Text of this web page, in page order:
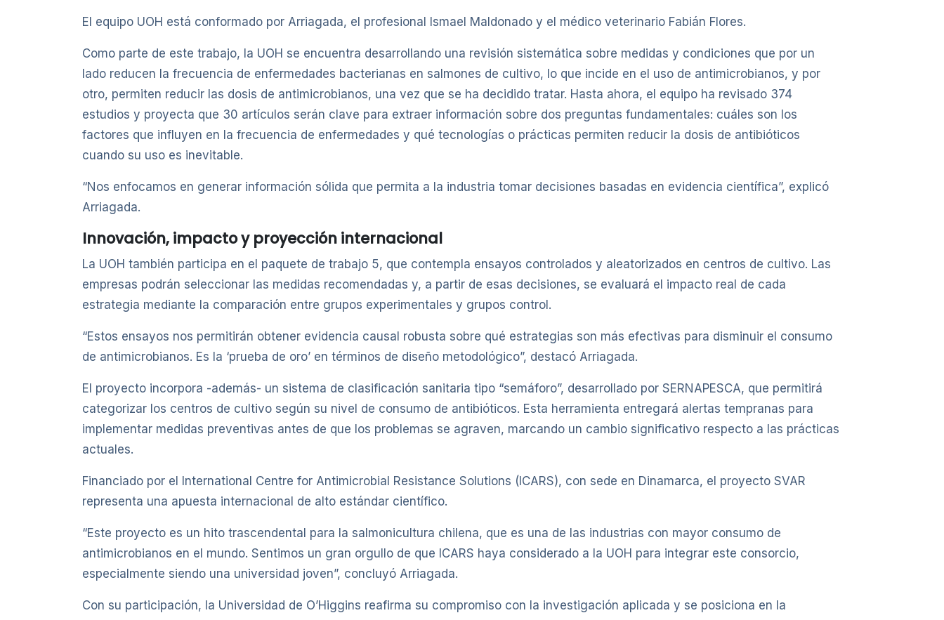
El equipo UOH está conformado por Arriagada, el profesional Ismael Maldonado y el médico veterinario Fabián Flores.
Como parte de este trabajo, la UOH se encuentra desarrollando una revisión sistemática sobre medidas y condiciones que por un
lado reducen la frecuencia de enfermedades bacterianas en salmones de cultivo, lo que incide en el uso de antimicrobianos, y por
otro, permiten reducir las dosis de antimicrobianos, una vez que se ha decidido tratar. Hasta ahora, el equipo ha revisado 374
estudios y proyecta que 30 artículos serán clave para extraer información sobre dos preguntas fundamentales: cuáles son los
factores que influyen en la frecuencia de enfermedades y qué tecnologías o prácticas permiten reducir la dosis de antibióticos
cuando su uso es inevitable.
“Nos enfocamos en generar información sólida que permita a la industria tomar decisiones basadas en evidencia científica”, explicó
Arriagada.
Innovación, impacto y proyección internacional
La UOH también participa en el paquete de trabajo 5, que contempla ensayos controlados y aleatorizados en centros de cultivo. Las
empresas podrán seleccionar las medidas recomendadas y, a partir de esas decisiones, se evaluará el impacto real de cada
estrategia mediante la comparación entre grupos experimentales y grupos control.
“Estos ensayos nos permitirán obtener evidencia causal robusta sobre qué estrategias son más efectivas para disminuir el consumo
de antimicrobianos. Es la ‘prueba de oro’ en términos de diseño metodológico”, destacó Arriagada.
El proyecto incorpora -además- un sistema de clasificación sanitaria tipo “semáforo”, desarrollado por SERNAPESCA, que permitirá
categorizar los centros de cultivo según su nivel de consumo de antibióticos. Esta herramienta entregará alertas tempranas para
implementar medidas preventivas antes de que los problemas se agraven, marcando un cambio significativo respecto a las prácticas
actuales.
Financiado por el International Centre for Antimicrobial Resistance Solutions (ICARS), con sede en Dinamarca, el proyecto SVAR
representa una apuesta internacional de alto estándar científico.
“Este proyecto es un hito trascendental para la salmonicultura chilena, que es una de las industrias con mayor consumo de
antimicrobianos en el mundo. Sentimos un gran orgullo de que ICARS haya considerado a la UOH para integrar este consorcio,
especialmente siendo una universidad joven”, concluyó Arriagada.
Con su participación, la Universidad de O’Higgins reafirma su compromiso con la investigación aplicada y se posiciona en la